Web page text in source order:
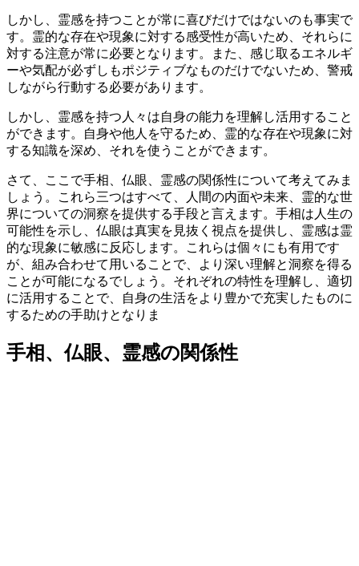
しかし、霊感を持つことが常に喜びだけではないのも事実で
す。霊的な存在や現象に対する感受性が高いため、それらに
対する注意が常に必要となります。また、感じ取るエネルギ
ーや気配が必ずしもポジティブなものだけでないため、警戒
しながら行動する必要があります。
しかし、霊感を持つ人々は自身の能力を理解し活用すること
ができます。自身や他人を守るため、霊的な存在や現象に対
する知識を深め、それを使うことができます。
さて、ここで手相、仏眼、霊感の関係性について考えてみま
しょう。これら三つはすべて、人間の内面や未来、霊的な世
界についての洞察を提供する手段と言えます。手相は人生の
可能性を示し、仏眼は真実を見抜く視点を提供し、霊感は霊
的な現象に敏感に反応します。これらは個々にも有用です
が、組み合わせて用いることで、より深い理解と洞察を得る
ことが可能になるでしょう。それぞれの特性を理解し、適切
に活用することで、自身の生活をより豊かで充実したものに
するための手助けとなりま
手相、仏眼、霊感の関係性